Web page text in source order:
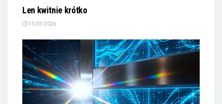
Len kwitnie krótko
11/07/2026